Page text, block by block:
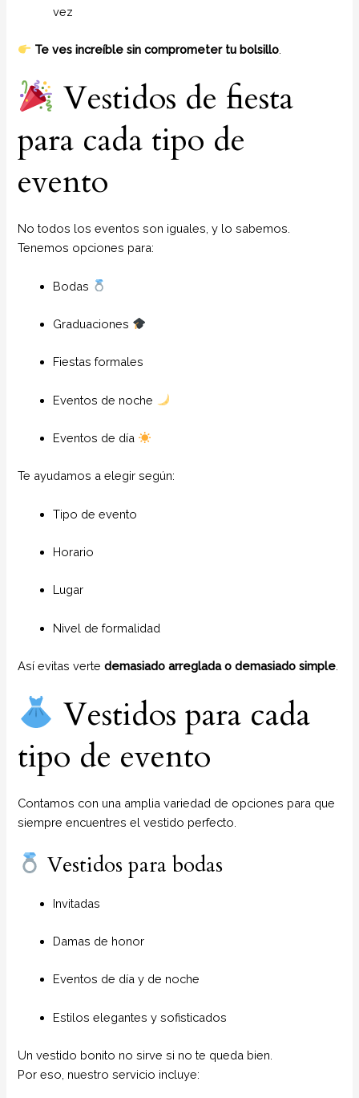
vez
Te ves increíble sin comprometer tu bolsillo
Vestidos de fiesta
para cada tipo de
evento
No todos los eventos son iguales, y lo sabemos.
Tenemos opciones para:
Bodas
Graduaciones
Fiestas formales
Eventos de noche
Eventos de día
Te ayudamos a elegir según:
Tipo de evento
Horario
Lugar
Nivel de formalidad
Así evitas vertedemasiado arreglada o demasiado simple
Vestidos para cada
tipo de evento
Contamos con una amplia variedad de opciones para que
siempre encuentres el vestido perfecto.
Vestidos para bodas
Invitadas
Damas de honor
Eventos de día y de noche
Estilos elegantes y sofisticados
Un vestido bonito no sirve si no te queda bien.
Por eso, nuestro servicio incluye: